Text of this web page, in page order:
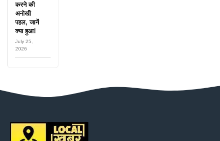
करने की
अनोखी
पहल, जानें
क्या हुआ!
July 25,
2026